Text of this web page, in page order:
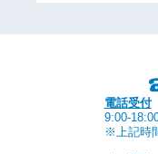
電話受付
9:00-
※上記時